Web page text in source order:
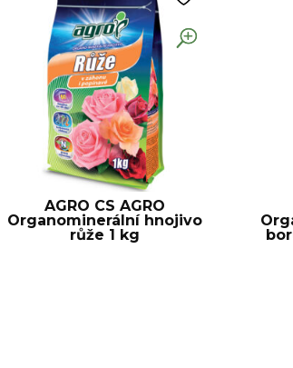
AGRO CS AGRO
Organominerální hnojivo
růže 1 kg